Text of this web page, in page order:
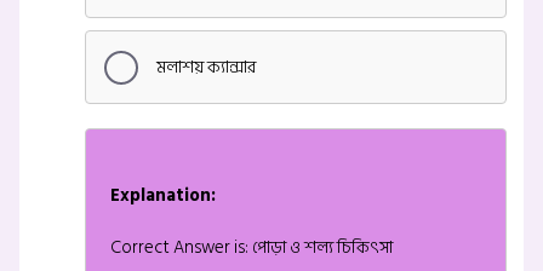
মলাশয় ক্যান্সার
Explanation:
Correct Answer is: পোড়া ও শল্য চিকিৎসা